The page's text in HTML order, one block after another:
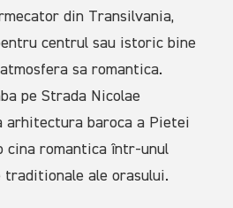
din Transilvania,
centrul sau istoric bine
sa romantica.
pe Strada Nicolae
arhitectura baroca a Pietei
cina romantica într-unul
ale orasului.